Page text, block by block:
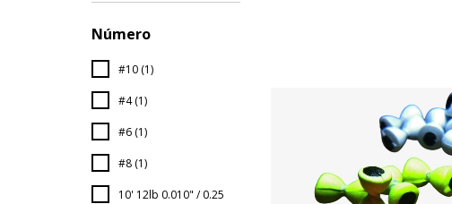
Número
#10 (1)
#4 (1)
#6 (1)
#8 (1)
10' 12lb 0.010" / 0.25